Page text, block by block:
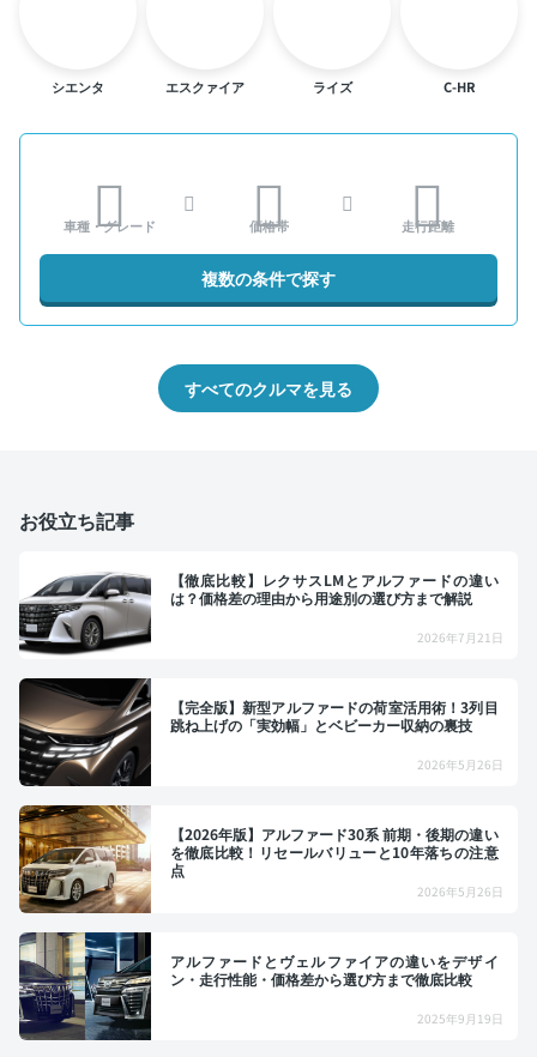
シエンタ エスクァイア ライズ C-HR
車種・グレード 価格帯 走行距離
複数の条件で探す
すべてのクルマを見る
お役立ち記事
【徹底比較】レクサスLMとアルファードの違い
は？価格差の理由から用途別の選び方まで解説
2026年7月21日
【完全版】新型アルファードの荷室活用術！3列目
跳ね上げの「実効幅」とベビーカー収納の裏技
2026年5月26日
【2026年版】アルファード30系 前期・後期の違い
を徹底比較！リセールバリューと10年落ちの注意
点
2026年5月26日
アルファードとヴェルファイアの違いをデザイ
ン・走行性能・価格差から選び方まで徹底比較
2025年9月19日